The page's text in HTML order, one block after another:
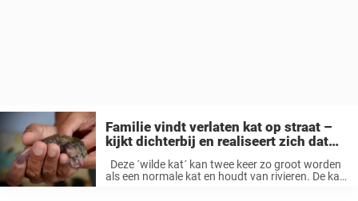
Familie vindt verlaten kat op straat –
kijkt dichterbij en realiseert zich dat
Deze ´wilde kat´ kan twee keer zo groot worden
als een normale kat en houdt van rivieren. De kat